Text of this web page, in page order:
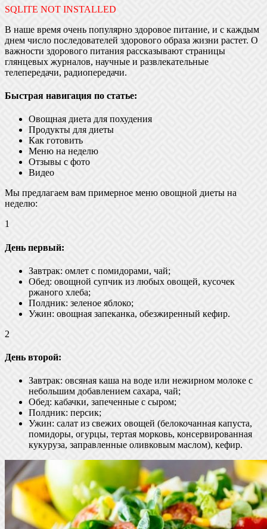
SQLITE NOT INSTALLED
В наше время очень популярно здоровое питание, и с каждым
днем число последователей здорового образа жизни растет. О
важности здорового питания рассказывают страницы
глянцевых журналов, научные и развлекательные
телепередачи, радиопередачи.
Быстрая навигация по статье:
Овощная диета для похудения
Продукты для диеты
Как готовить
Меню на неделю
Отзывы с фото
Видео
Мы предлагаем вам примерное меню овощной диеты на
неделю:
1
День первый:
Завтрак: омлет с помидорами, чай;
Обед: овощной супчик из любых овощей, кусочек
ржаного хлеба;
Полдник: зеленое яблоко;
Ужин: овощная запеканка, обезжиренный кефир.
2
День второй:
Завтрак: овсяная каша на воде или нежирном молоке с
небольшим добавлением сахара, чай;
Обед: кабачки, запеченные с сыром;
Полдник: персик;
Ужин: салат из свежих овощей (белокочанная капуста,
помидоры, огурцы, тертая морковь, консервированная
кукуруза, заправленные оливковым маслом), кефир.